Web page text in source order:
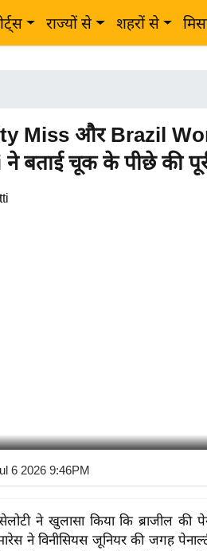
राज्यों से शहरों से
Miss और Brazil
बताई चूक के पीछे की
6 2026 9:46PM
ने खुलासा किया कि ब्राजील
ने विनीसियस जूनियर की जगह